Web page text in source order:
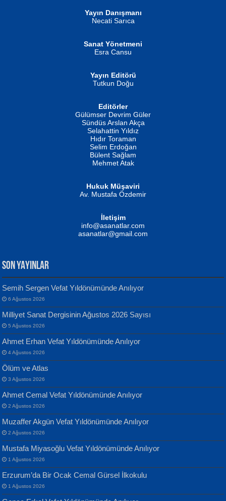
İSMAİL OKUTAN
Erkeklerin Kahrolması Ne Demektir
MUSTAFA KELOĞLU
Yarına İz Bırakmak...
ATİLLA ÖZEN
Sultan Olmadan Önce Eyüp...
EKREM KARABABA
Evvel Zaman Tanrıçası...
Yılmaz Ekinci
Geceye Söylenen...
Banu Sancak
Defterimden İçeri...
İsmail Aydos
Yayın Danışmanı
Necati Sarıca
Sanat Yönetmeni
Esra Cansu
Yayın Editörü
Tutkun Doğu
Editörler
Gülümser Devrim Güler
Sündüs Arslan Akça
Selahattin Yıldız
Hıdır Toraman
Selim Erdoğan
Bülent Sağlam
Mehmet Atak
Hukuk Müşaviri
Av. Mustafa Özdemir
İletişim
info@asanatlar.com
asanatlar@gmail.com
SON YAYINLAR
Semih Sergen Vefat Yıldönümünde Anılıyor
6 Ağustos 2026
Milliyet Sanat Dergisinin Ağustos 2026 Sayısı
5 Ağustos 2026
Ahmet Erhan Vefat Yıldönümünde Anılıyor
4 Ağustos 2026
Ölüm ve Atlas
3 Ağustos 2026
Ahmet Cemal Vefat Yıldönümünde Anılıyor
2 Ağustos 2026
Muzaffer Akgün Vefat Yıldönümünde Anılıyor
2 Ağustos 2026
Mustafa Miyasoğlu Vefat Yıldönümünde Anılıyor
1 Ağustos 2026
Erzurum’da Bir Ocak Cemal Gürsel İlkokulu
1 Ağustos 2026